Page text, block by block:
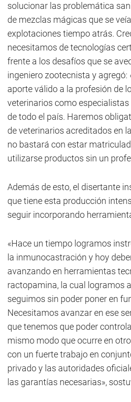
solucionar las problemática
de mezclas mágicas que se
explotaciones tiempo atrás.
necesitamos de tecnologías
frente a los desafíos que se
ingeniero zootecnista y agregó:
aporte válido a la profesión de
veterinarios como
de todo el país. Haremos
de veterinarios acreditados en
no bastará con estar
utilizarse productos sin un
Además de esto, el disertante
que tiene esta producción
seguir incorporando
«Hace un tiempo logramos
la inmunocastración y hoy
avanzando en herramientas
ractopamina, la cual logramos
seguimos sin poder poner en
Necesitamos avanzar en ese
que tenemos que poder
mismo modo que ocurre en
con un fuerte trabajo en
privado y las autoridades
las garantías necesarias»,